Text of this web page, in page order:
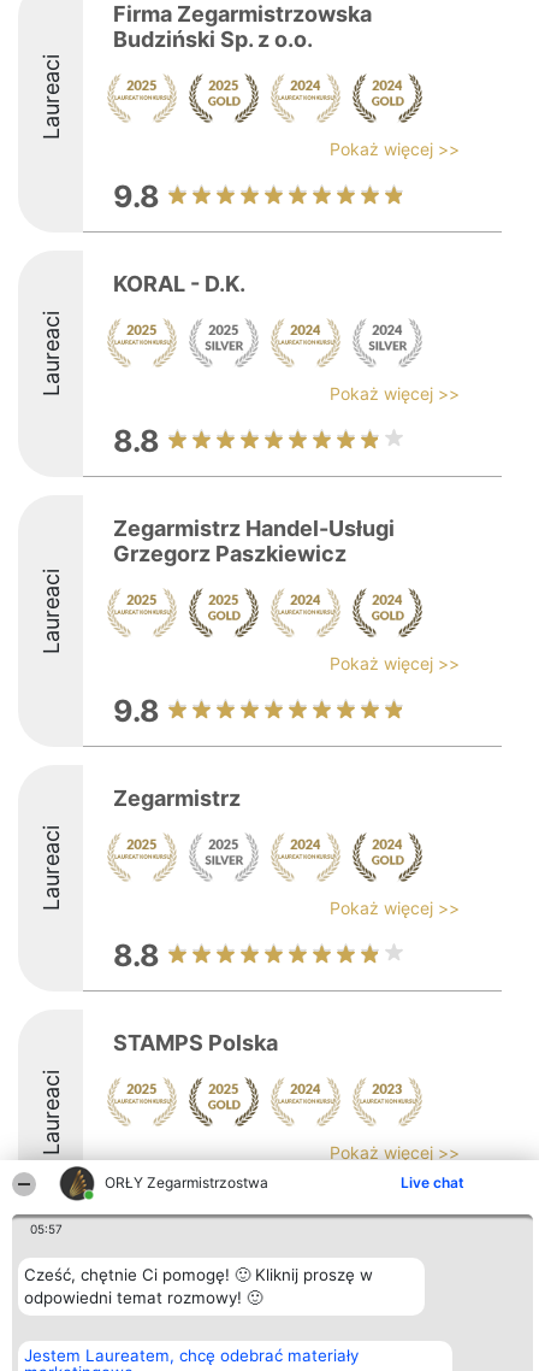
ORŁY Zegarmistrzostwa Live chat
05:57
Cześć, chętnie Ci pomogę! 🙂 Kliknij proszę w
odpowiedni temat rozmowy! 🙂
Jestem Laureatem, chcę odebrać materiały
Laureaci
Firma Zegarmistrzowska
Budziński Sp. z o.o.
Pokaż więcej >>
9.8
Laureaci
KORAL - D.K.
Pokaż więcej >>
8.8
Laureaci
Zegarmistrz Handel-Usługi
Grzegorz Paszkiewicz
Pokaż więcej >>
9.8
Laureaci
Zegarmistrz
Pokaż więcej >>
8.8
Laureaci
STAMPS Polska
Pokaż więcej >>
9.3
Organizator plebiscytu
Bright Side Solutions sp. z o.
o. sp. k.
Wrocław 50-079
Plebiscyt
Laureaci
Lista
Laureatów
Kontakt